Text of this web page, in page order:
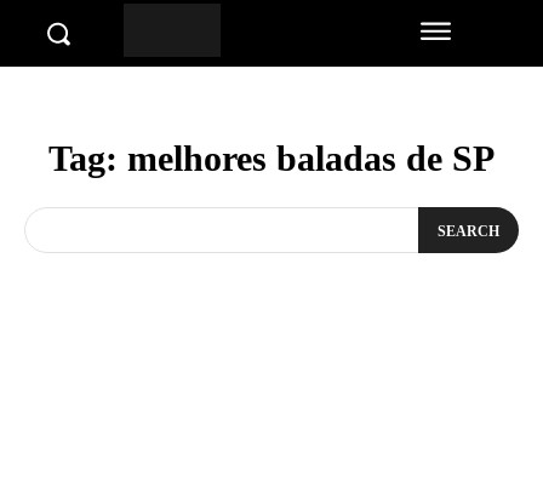
Tag: melhores baladas de SP
SEARCH